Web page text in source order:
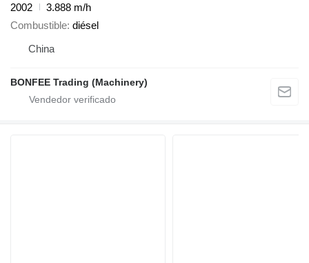
2002
3.888 m/h
Combustible diésel
China
BONFEE Trading (Machinery)